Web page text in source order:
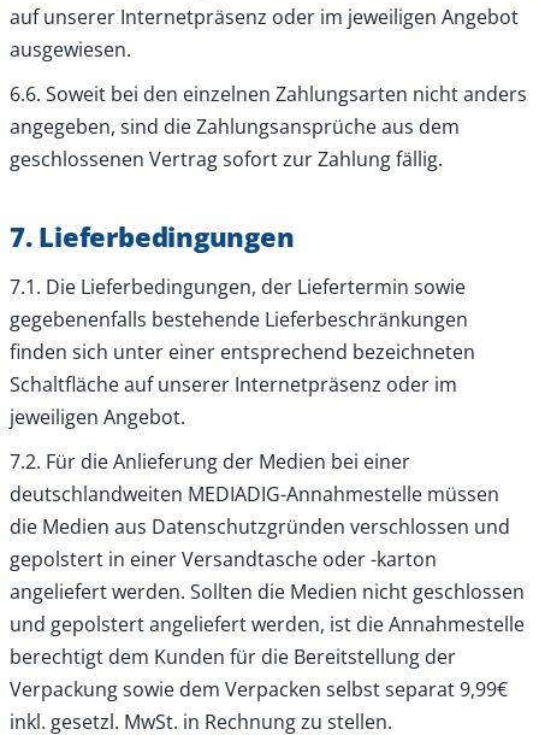
auf unserer Internetpräsenz oder im jeweiligen Angebot
ausgewiesen.
6.6. Soweit bei den einzelnen Zahlungsarten nicht anders
angegeben, sind die Zahlungsansprüche aus dem
geschlossenen Vertrag sofort zur Zahlung fällig.
7. Lieferbedingungen
7.1. Die Lieferbedingungen, der Liefertermin sowie
gegebenenfalls bestehende Lieferbeschränkungen
finden sich unter einer entsprechend bezeichneten
Schaltfläche auf unserer Internetpräsenz oder im
jeweiligen Angebot.
7.2. Für die Anlieferung der Medien bei einer
deutschlandweiten MEDIADIG-Annahmestelle müssen
die Medien aus Datenschutzgründen verschlossen und
gepolstert in einer Versandtasche oder -karton
angeliefert werden. Sollten die Medien nicht geschlossen
und gepolstert angeliefert werden, ist die Annahmestelle
berechtigt dem Kunden für die Bereitstellung der
Verpackung sowie dem Verpacken selbst separat 9,99€
inkl. gesetzl. MwSt. in Rechnung zu stellen.